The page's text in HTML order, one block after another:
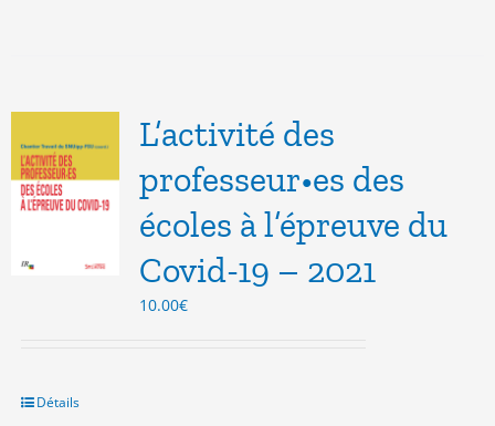
L’activité des
professeur•es des
écoles à l’épreuve du
Covid-19 – 2021
10.00€
Détails